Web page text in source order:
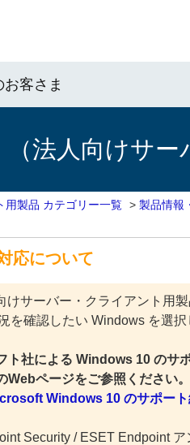
客さま
法人向けサー
用製品 カテゴリー一覧 > 製品情報
応について
けサーバー・クライアント用
を確認したい Windows を選
ト社による Windows 10 のサ
Webページをご参照ください
Windows 10 のサポー
Security / ESET Endpoint